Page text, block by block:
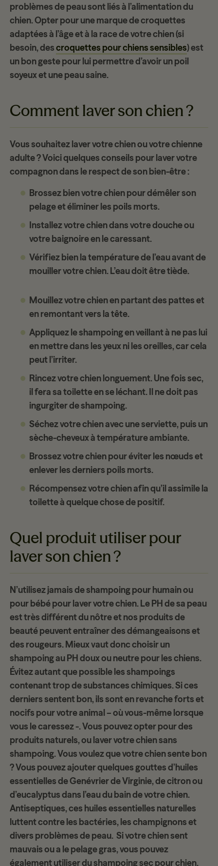
problèmes de peau sont liés à l’alimentation du
chien. Opter pour une marque de croquettes
adaptées à l’âge et à la race de votre chien (si
besoin, descroquettes pour chiens sensibles) est
un bon geste pour lui permettre d’avoir un poil
soyeux et une peau saine.
Comment laver son chien ?
Vous souhaitez laver votre chien ou votre chienne
adulte ? Voici quelques conseils pour laver votre
compagnon dans le respect de son bien-être :
Brossez bien votre chien pour démêler son
pelage et éliminer les poils morts.
Installez votre chien dans votre douche ou
votre baignoire en le caressant.
Vérifiez bien la température de l’eau avant de
mouiller votre chien. L’eau doit être tiède.
Mouillez votre chien en partant des pattes et
en remontant vers la tête.
Appliquez le shampoing en veillant à ne pas lui
en mettre dans les yeux ni les oreilles, car cela
peut l’irriter.
Rincez votre chien longuement. Une fois sec,
il fera sa toilette en se léchant. Il ne doit pas
ingurgiter de shampoing.
Séchez votre chien avec une serviette, puis un
sèche-cheveux à température ambiante.
Brossez votre chien pour éviter les nœuds et
enlever les derniers poils morts.
Récompensez votre chien afin qu’il assimile la
toilette à quelque chose de positif.
Quel produit utiliser pour
laver son chien ?
N’utilisez jamais de shampoing pour humain ou
pour bébé pour laver votre chien. Le PH de sa peau
est très différent du nôtre et nos produits de
beauté peuvent entraîner des démangeaisons et
des rougeurs. Mieux vaut donc choisir un
shampoing au PH doux ou neutre pour les chiens.
Évitez autant que possible les shampoings
contenant trop de substances chimiques. Si ces
derniers sentent bon, ils sont en revanche forts et
nocifs pour votre animal – où vous-même lorsque
vous le caressez -. Vous pouvez opter pour des
produits naturels, ou laver votre chien sans
shampoing. Vous voulez que votre chien sente bon
? Vous pouvez ajouter quelques gouttes d’huiles
essentielles de Genévrier de Virginie, de citron ou
d’eucalyptus dans l’eau du bain de votre chien.
Antiseptiques, ces huiles essentielles naturelles
luttent contre les bactéries, les champignons et
divers problèmes de peau. Si votre chien sent
mauvais ou a le pelage gras, vous pouvez
également utiliser du shampoing sec pour chien.